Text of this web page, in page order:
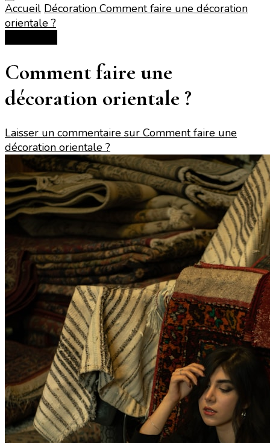
Accueil Décoration Comment faire une décoration
orientale ?
Comment faire une
décoration orientale ?
Laisser un commentaire sur Comment faire une
décoration orientale ?